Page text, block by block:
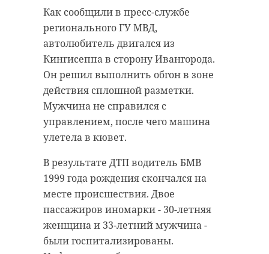
Как сообщили в пресс-службе
регионального ГУ МВД,
автолюбитель двигался из
Кингисеппа в сторону Ивангорода.
Он решил выполнить обгон в зоне
действия сплошной разметки.
Мужчина не справился с
управлением, после чего машина
улетела в кювет.
В результате ДТП водитель БМВ
1999 года рождения скончался на
месте происшествия. Двое
пассажиров иномарки - 30-летняя
женщина и 33-летний мужчина -
были госпитализированы.
Дрозденко, вице-губернатор по
безопасности Ярослав Серов
передал сертификат на
специализированную технику для
Ленинградского военного округа.
Военным передали два пикапа
Sollers ST6 с бортовой платформой.
Машины предназначены для
мобильных огневых групп,
которые защищают воздушное
пространство Ленинградской
области от беспилотников. На их
закупку из регионального
бюджета направили более 40
миллионов рублей.
ответственный выбор —
определиться с будущей
профессией и учебным
заведением,отметилво вторник,
7 июля, губернатор Александр
Дрозденко в своем канале в МАХ.
Глава 47 региона посоветовал не
бояться подавать документы сразу
действующим правилам можно
выбрать до пяти учебных
заведений. Тем, кто
рассматривает колледжи и
техникумы, он напомнил, что
ограничений по количеству